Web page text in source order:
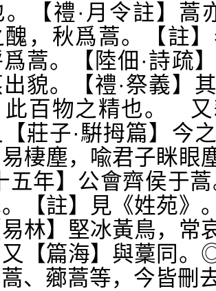
【禮·月令註】蒿
，秋爲蒿。【註
爲蒿。【陸佃·詩疏
貌。【禮·祭義】
此百物之精也。
莊子·騈拇篇】今
易棲塵，喩君子眯
五年】公會齊侯于
。【註】見《姓苑
林】堅冰黃鳥，常
【篇海】與藳同。
、薌蒿等，今皆刪